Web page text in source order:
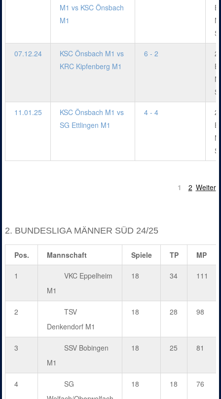
M1 vs KSC Önsbach
M1
07.12.24
KSC Önsbach M1 vs
KRC Kipfenberg M1
6 - 2
2.
11.01.25
KSC Önsbach M1 vs
SG Ettlingen M1
4 - 4
2.
1 2 Weiter
2. BUNDESLIGA MÄNNER SÜD 24/25
Pos. Mannschaft Spiele TP MP
1
VKC Eppelheim
M1
18 34 111
2
TSV
Denkendorf M1
18 28 98
3
SSV Bobingen
M1
18 25 81
4
SG
18 18 76